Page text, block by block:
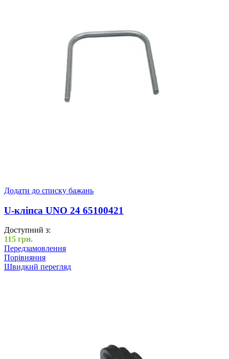
Додати до списку бажань
U-кліпса UNO 24 65100421
Доступний з:
115 грн.
Передзамовлення
Порівняння
Швидкий перегляд